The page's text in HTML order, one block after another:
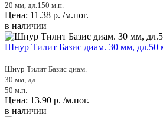
20 мм, дл.150 м.п.
Цена: 11.38 р. /м.пог.
в наличии
Шнур Тилит Базис диам. 30 мм, дл.50
Шнур Тилит Базис диам.
30 мм, дл.
50 м.п.
Цена: 13.90 р. /м.пог.
в наличии